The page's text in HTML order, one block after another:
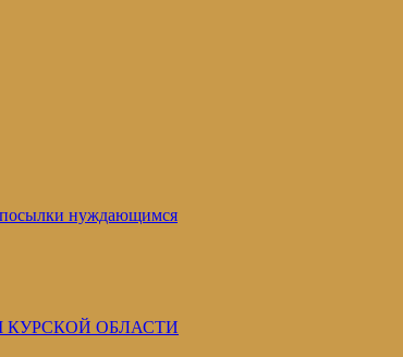
посылки нуждающимся
ОБЛАСТИ